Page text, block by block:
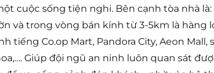
cuộc sống tiện nghi. Bên cạnh tòa nhà
và trong vòng bán kính từ 3-5km là hàng
tiếng Co.op Mart, Pandora City, Aeon Mall,
Giúp đội ngũ an ninh luôn quan sát